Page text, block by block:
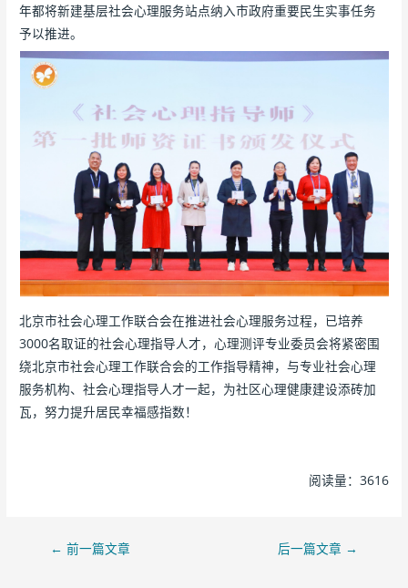
年都将新建基层社会心理服务站点纳入市政府重要民生实事任务
予以推进。
北京市社会心理工作联合会在推进社会心理服务过程，已培养
3000名取证的社会心理指导人才，心理测评专业委员会将紧密围
绕北京市社会心理工作联合会的工作指导精神，与专业社会心理
服务机构、社会心理指导人才一起，为社区心理健康建设添砖加
瓦，努力提升居民幸福感指数！
阅读量：3616
← 前一篇文章 后一篇文章 →